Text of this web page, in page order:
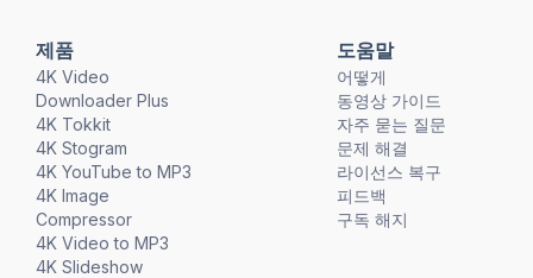
제품
4K Video
Downloader Plus
4K Tokkit
4K Stogram
4K YouTube to MP3
4K Image
Compressor
4K Video to MP3
4K Slideshow
도움말
어떻게
동영상 가이드
자주 묻는 질문
문제 해결
라이선스 복구
피드백
구독 해지